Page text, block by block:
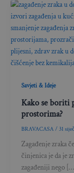
Savjeti & Ideje
Kako se boriti
prostorima?
BRAVACASA/31
Zagađenje zraka
činjenica je da je
zagađeniji nego […]